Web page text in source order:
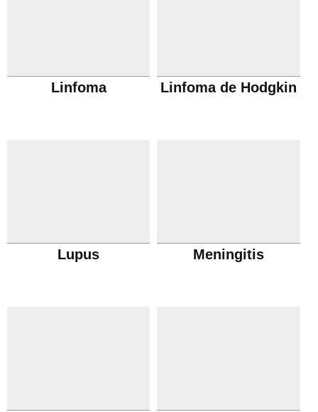
Linfoma Linfoma de Hodgkin
Lupus Meningitis